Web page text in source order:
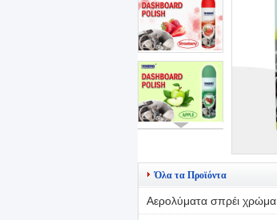
Όλα τα Προϊόντα
Αερολύματα σπρέι χρώμα